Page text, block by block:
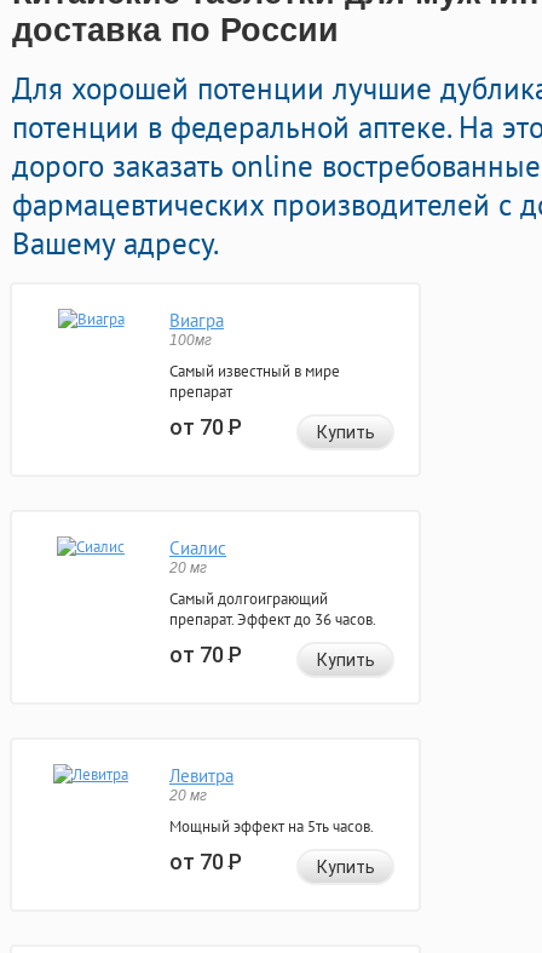
доставка по России
Для хорошей потенции лучшие
потенции в федеральной аптеке. На
дорого заказать online
фармацевтических производителей с
Вашему адресу.
Виагра
100мг
Самый известный в мире
препарат
от 70Р Купить
Сиалис
20 мг
Самый долгоиграющий
препарат. Эффект до 36 часов.
от 70Р Купить
Левитра
20 мг
Мощный эффект на 5ть часов.
от 70Р Купить